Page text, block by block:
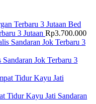
Bed
3 Jutaan Rp3.700.000
Jok Terbaru 3
Tidur Kayu Jati Sandaran